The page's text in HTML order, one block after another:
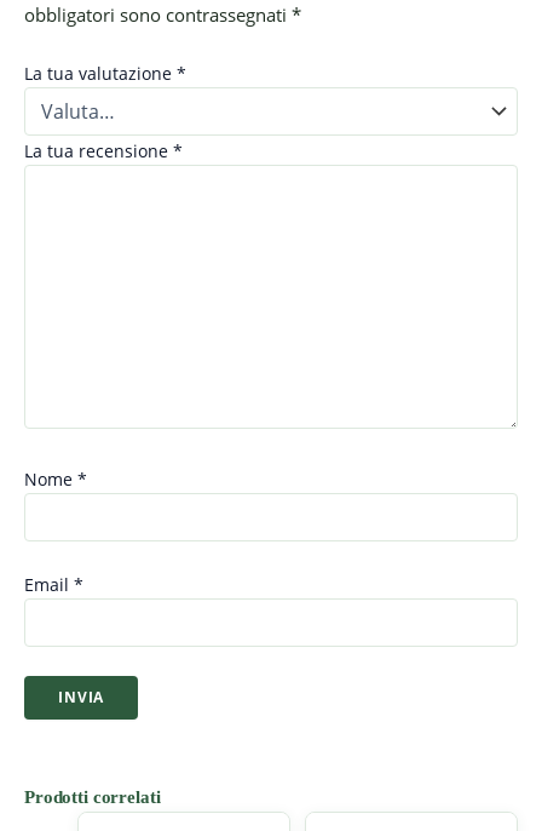
obbligatori sono contrassegnati *
La tua valutazione *
La tua recensione *
Nome *
Email *
Prodotti correlati